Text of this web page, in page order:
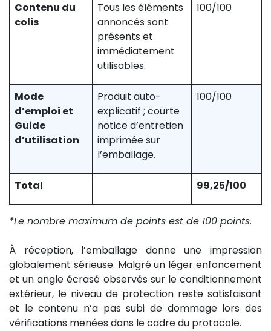
Contenu du
colis
Tous les éléments
annoncés sont
présents et
immédiatement
utilisables.
100/100
Mode
d’emploi et
Guide
d’utilisation
Produit auto-
explicatif ; courte
notice d’entretien
imprimée sur
l’emballage.
100/100
Total 99,25/100
*Le nombre maximum de points est de 100 points.
À réception, l’emballage donne une impression
globalement sérieuse. Malgré un léger enfoncement
et un angle écrasé observés sur le conditionnement
extérieur, le niveau de protection reste satisfaisant
et le contenu n’a pas subi de dommage lors des
vérifications menées dans le cadre du protocole.